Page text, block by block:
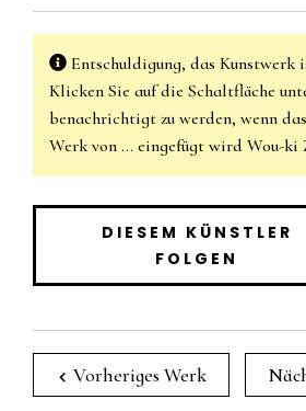
Entschuldigung, das Kunstwerk
Klicken Sie auf die Schaltfläche
benachrichtigt zu werden, wenn
Werk von … eingefügt wird Wou-ki
DIESEM KÜNSTLER
FOLGEN
Vorheriges Werk